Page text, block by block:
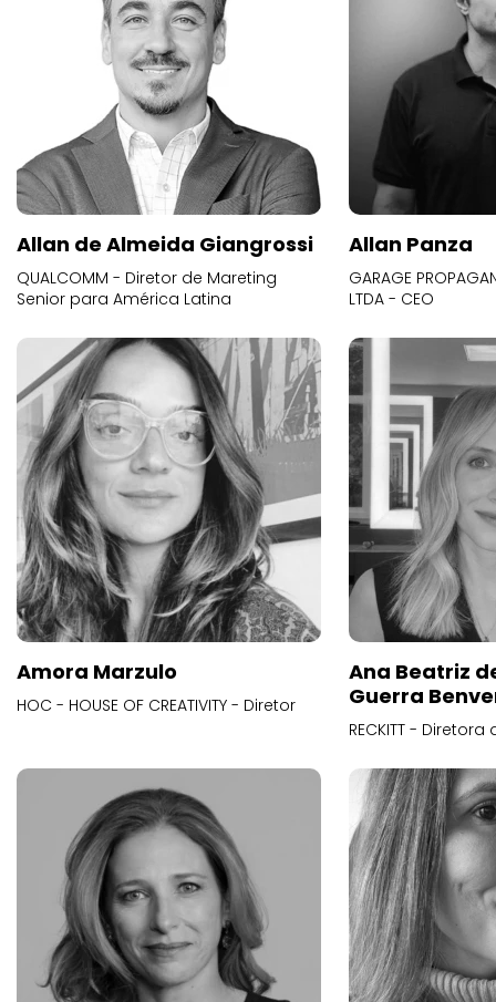
Allan de Almeida Giangrossi
QUALCOMM - Diretor de Mareting
Senior para América Latina
Allan Panza
GARAGE
LTDA - CEO
Amora Marzulo
HOC - HOUSE OF CREATIVITY - Diretor
Ana Beatriz
Guerra
RECKITT -